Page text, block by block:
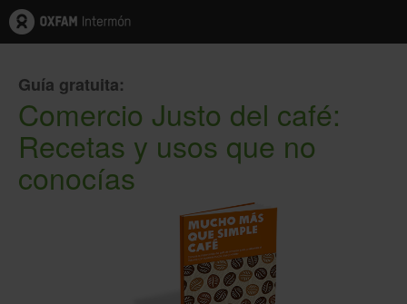
Guía gratuita:
Comercio Justo del café:
Recetas y usos que no
conocías